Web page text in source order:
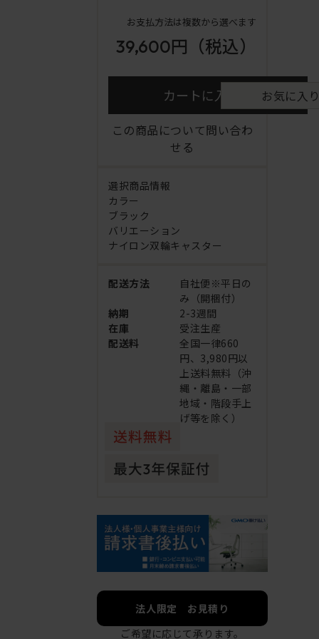
お支払方法は複数から選べます
39,600円 （税込）
カートに入れる お気に入
この商品について問い合わ
せる
選択商品情報
カラー
ブラック
バリエーション
ナイロン双輪キャスター
配送方法
自社便※平日の
み（開梱付）
納期
2-3週間
在庫
受注生産
配送料
全国一律660
円、3,980円以
上送料無料（沖
縄・離島・一部
地域・階段手上
げ等を除く）
法人限定 お見積り
ご希望に応じて承ります。